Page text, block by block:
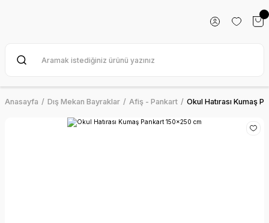
Anasayfa Dış Mekan Bayraklar Afiş - Pankart Okul Hatırası Kumaş